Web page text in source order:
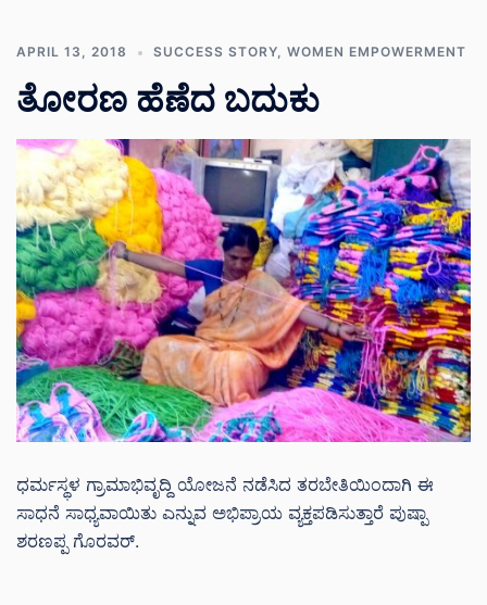
APRIL 13, 2018 SUCCESS STORY WOMEN EMPOWERMENT
ತೋರಣ ಹೆಣೆದ ಬದುಕು
ಧರ್ಮಸ್ಥಳ ಗ್ರಾಮಾಭಿವೃದ್ದಿ ಯೋಜನೆ ನಡೆಸಿದ ತರಬೇತಿಯಿಂದಾಗಿ ಈ
ಸಾಧನೆ ಸಾಧ್ಯವಾಯಿತು ಎನ್ನುವ ಅಭಿಪ್ರಾಯ ವ್ಯಕ್ತಪಡಿಸುತ್ತಾರೆ ಪುಷ್ಪಾ
ಶರಣಪ್ಪ ಗೊರವರ್.